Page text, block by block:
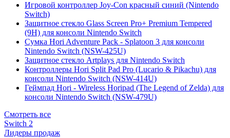
Игровой контроллер Joy-Con красный синий (Nintendo
Switch)
Защитное стекло Glass Screen Pro+ Premium Tempered
(9H) для консоли Nintendo Switch
Сумка Hori Adventure Pack - Splatoon 3 для консоли
Nintendo Switch (NSW-425U)
Защитное стекло Artplays для Nintendo Switch
Контроллеры Hori Split Pad Pro (Lucario & Pikachu) для
консоли Nintendo Switch (NSW-414U)
Геймпад Hori - Wireless Horipad (The Legend of Zelda) для
консоли Nintendo Switch (NSW-479U)
Смотреть все
Switch 2
Лидеры продаж